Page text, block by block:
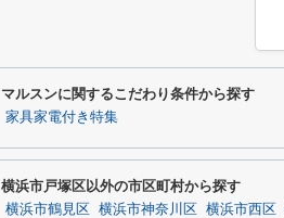
マルスンに関するこだわり条件から探す
家具家電付き特集
横浜市戸塚区以外の市区町村から探す
横浜市鶴見区 横浜市神奈川区 横浜市西区